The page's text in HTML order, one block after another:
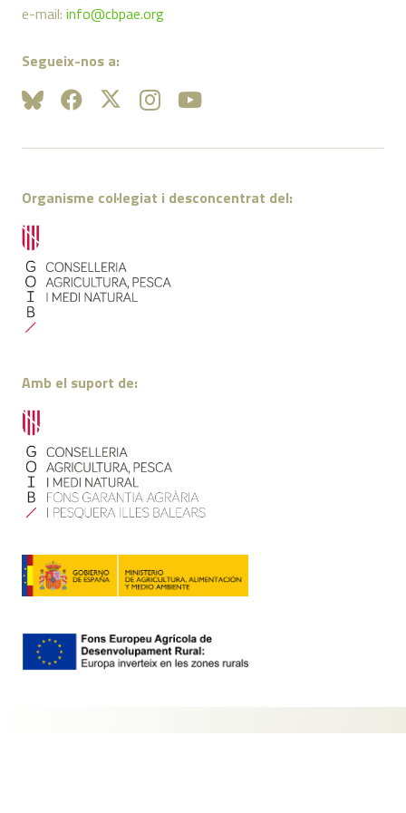
e-mail: info@cbpae.org
Segueix-nos a:
Organisme col·legiat i desconcentrat del:
Amb el suport de: